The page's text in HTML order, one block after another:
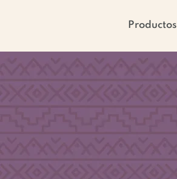
Productos